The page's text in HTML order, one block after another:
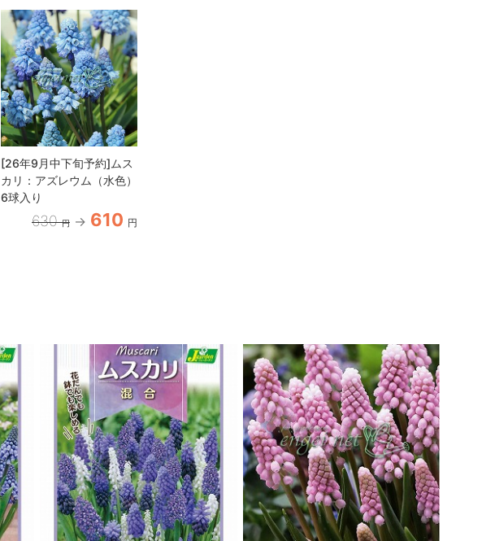
[26年9月中下旬予約]ムス
カリ：アズレウム（水色）
6球入り
630 円 610 円